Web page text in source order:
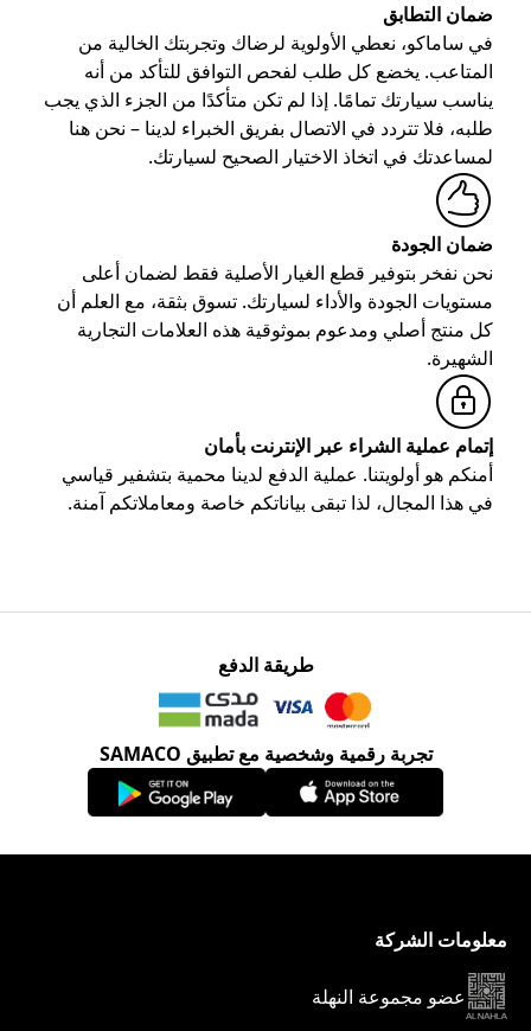
ضمان التطابق
في ساماكو، نعطي الأولوية لرضاك وتجربتك الخالية من
المتاعب. يخضع كل طلب لفحص التوافق للتأكد من أنه
يناسب سيارتك تمامًا. إذا لم تكن متأكدًا من الجزء الذي يجب
طلبه، فلا تتردد في الاتصال بفريق الخبراء لدينا – نحن هنا
لمساعدتك في اتخاذ الاختيار الصحيح لسيارتك.
ضمان الجودة
نحن نفخر بتوفير قطع الغيار الأصلية فقط لضمان أعلى
مستويات الجودة والأداء لسيارتك. تسوق بثقة، مع العلم أن
كل منتج أصلي ومدعوم بموثوقية هذه العلامات التجارية
الشهيرة.
إتمام عملية الشراء عبر الإنترنت بأمان
أمنكم هو أولويتنا. عملية الدفع لدينا محمية بتشفير قياسي
في هذا المجال، لذا تبقى بياناتكم خاصة ومعاملاتكم آمنة.
طريقة الدفع
تجربة رقمية وشخصية مع تطبيق SAMACO
معلومات الشركة
عضو مجموعة النهلة